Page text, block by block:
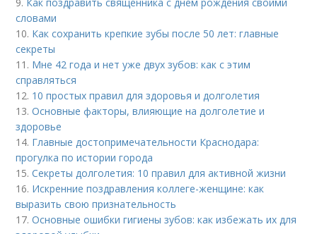
словами
10. Как сохранить крепкие зубы после 50 лет: главные
секреты
11. Мне 42 года и нет уже двух зубов: как с этим
справляться
12. 10 простых правил для здоровья и долголетия
13.Основные факторы, влияющие на долголетие и
здоровье
14. Главные достопримечательности Краснодара:
прогулка по истории города
15.Секреты долголетия: 10 правил для активной жизни
16. Искренние поздравления коллеге-женщине: как
выразить свою признательность
17.Основные ошибки гигиены зубов: как избежать их для